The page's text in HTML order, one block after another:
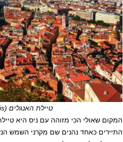
טיילת האנגלים (Promenade des Anglais) – ניס, צרפת
התיירים כאחד נהנים שם מקרני השמש